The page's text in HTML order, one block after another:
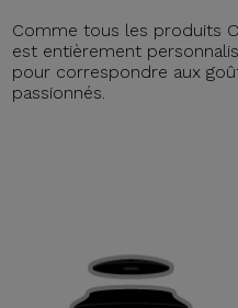
Comme tous les produits
est entièrement
pour correspondre aux
passionnés.